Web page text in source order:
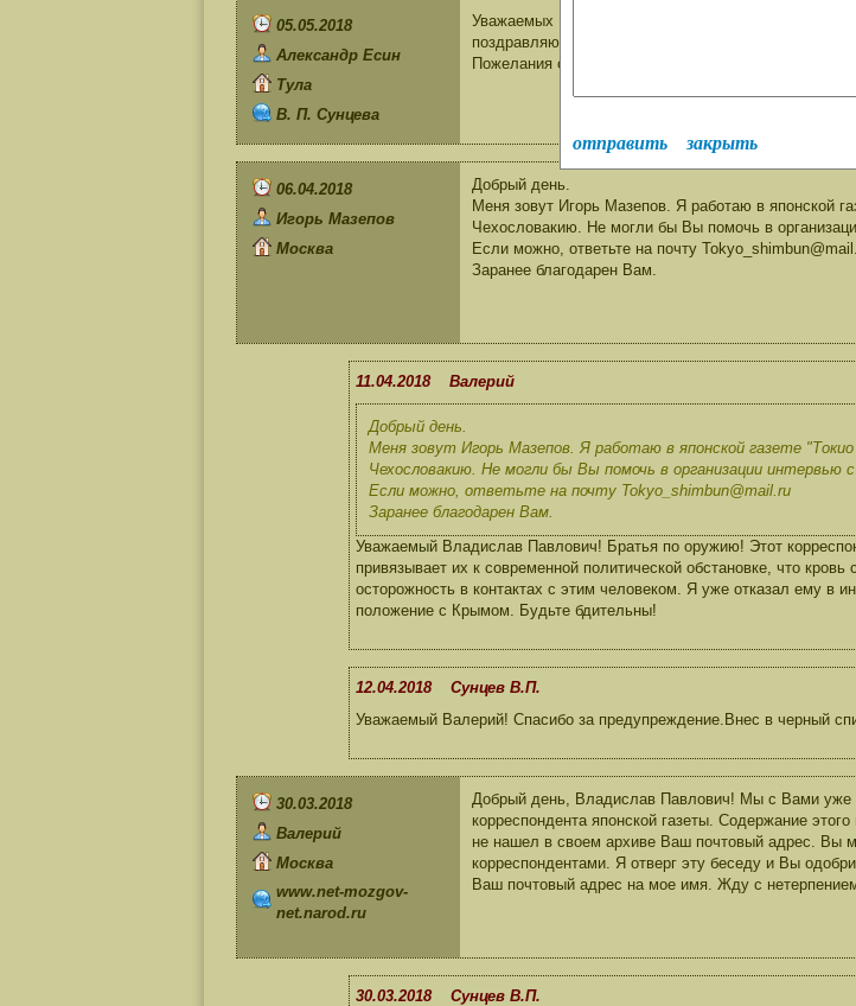
отправить закрыть
05.05.2018
Александр Есин
Тула
В. П. Сунцева
Уважаемых Владислава Павловича и его
поздравляю с ДНЁМ ПОБЕДЫ ! ! !
Пожелания самые наилучшие: здоровья, бодрости
06.04.2018
Игорь Мазепов
Москва
Добрый день.
Меня зовут Игорь Мазепов. Я работаю в японской
Чехословакию. Не могли бы Вы помочь в
Если можно, ответьте на почту
Заранее благодарен Вам.
11.04.2018 Валерий
Добрый день.
Меня зовут Игорь Мазепов. Я работаю в японской газете
Чехословакию. Не могли бы Вы помочь в организации интервью
Если можно, ответьте на почту Tokyo_shimbun@mail.ru
Заранее благодарен Вам.
Уважаемый Владислав Павлович! Братья по оружию! Этот
привязывает их к современной политической обстановке, что
осторожность в контактах с этим человеком. Я уже отказал ему в
положение с Крымом. Будьте бдительны!
12.04.2018 Сунцев В.П.
Уважаемый Валерий! Спасибо за предупреждение.Внес в черный
30.03.2018
Валерий
Москва
www.net-mozgov-
net.narod.ru
Добрый день, Владислав Павлович! Мы с Вами уже
корреспондента японской газеты. Содержание
не нашел в своем архиве Ваш почтовый адрес. Вы
корреспондентами. Я отверг эту беседу и Вы
Ваш почтовый адрес на мое имя. Жду с
30.03.2018 Сунцев В.П.